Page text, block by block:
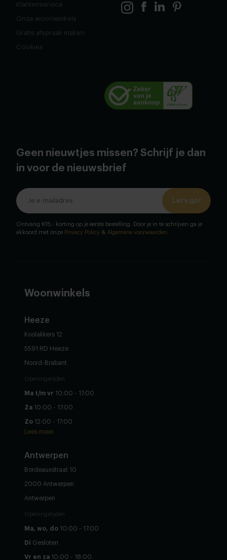
Klantenservice
Onze woonwinkels
Gratis afspraak maken
Cookies
Geen nieuwtjes missen? Schrijf je dan
in voor de nieuwsbrief
Let's go!
Ontvang €15,- korting op je eerste bestelling. Door je in te schrijven ga je
akkoord met onze Privacy Policy & Algemene voorwaarden
Woonwinkels
Heeze
Koolakkers 12
5591 RD Heeze
Noord-Brabant
Openingstijden
Ma t/m vr 10:00 - 17:00
Za 10:00 - 17:00
Zo 12:00 - 17:00
Lees meer
Antwerpen
Bordeauxstraat 10
2000 Antwerpen
Antwerpen
Openingstijden
Ma, wo, do 10:00 - 17:00
Di Gesloten
Vr en za 10:00 - 18:00